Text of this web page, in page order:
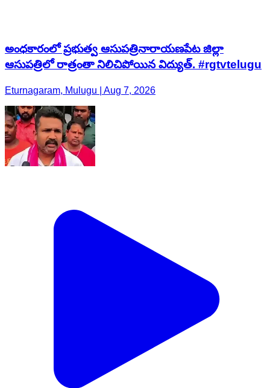
అంధకారంలో ప్రభుత్వ ఆసుపత్రినారాయణపేట జిల్లా
ఆసుపత్రిలో రాత్రంతా నిలిచిపోయిన విద్యుత్. #rgtvtelugu
Eturnagaram, Mulugu | Aug 7, 2026